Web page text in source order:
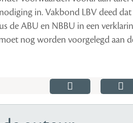
in. Vakbond LBV deed
de ABU en NBBU in een
nog worden voorgelegd aan